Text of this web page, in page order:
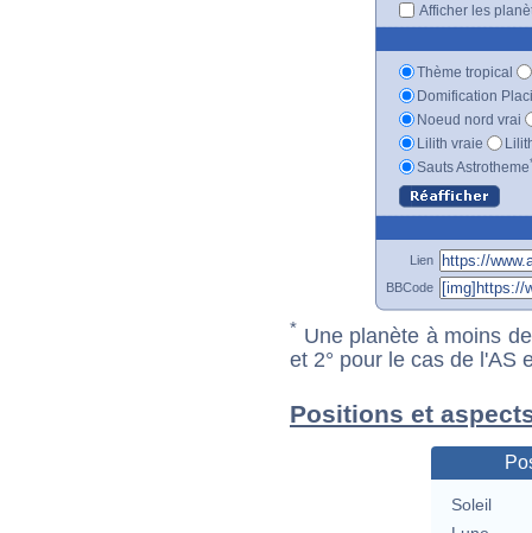
Afficher les
Thème tropical
Domification
Noeud nord vrai
Lilith vraie
Sauts Astrotheme
Lien
BBCode
* Une planète à moins
et 2° pour le cas de l'AS
Positions et
Soleil